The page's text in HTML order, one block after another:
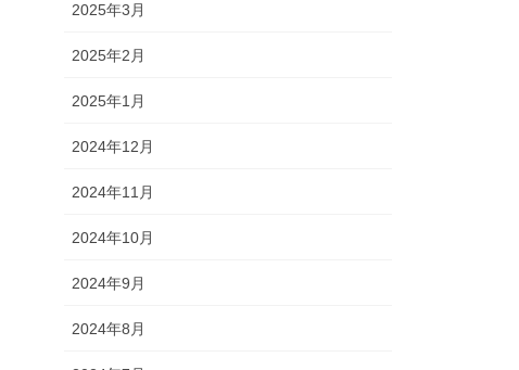
2025年3月
2025年2月
2025年1月
2024年12月
2024年11月
2024年10月
2024年9月
2024年8月